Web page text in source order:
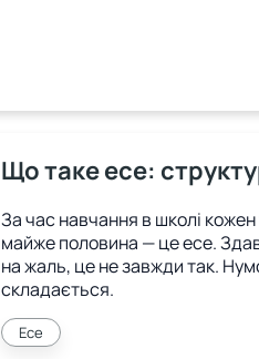
Що таке есе:
За час навчання в школі
майже половина — це есе.
на жаль, це не завжди так.
складається.
Есе